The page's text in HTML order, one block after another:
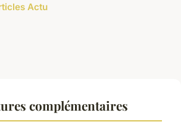
Actu
complémentaires